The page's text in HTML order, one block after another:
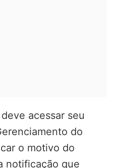
acessar seu
do
o motivo do
notificação que